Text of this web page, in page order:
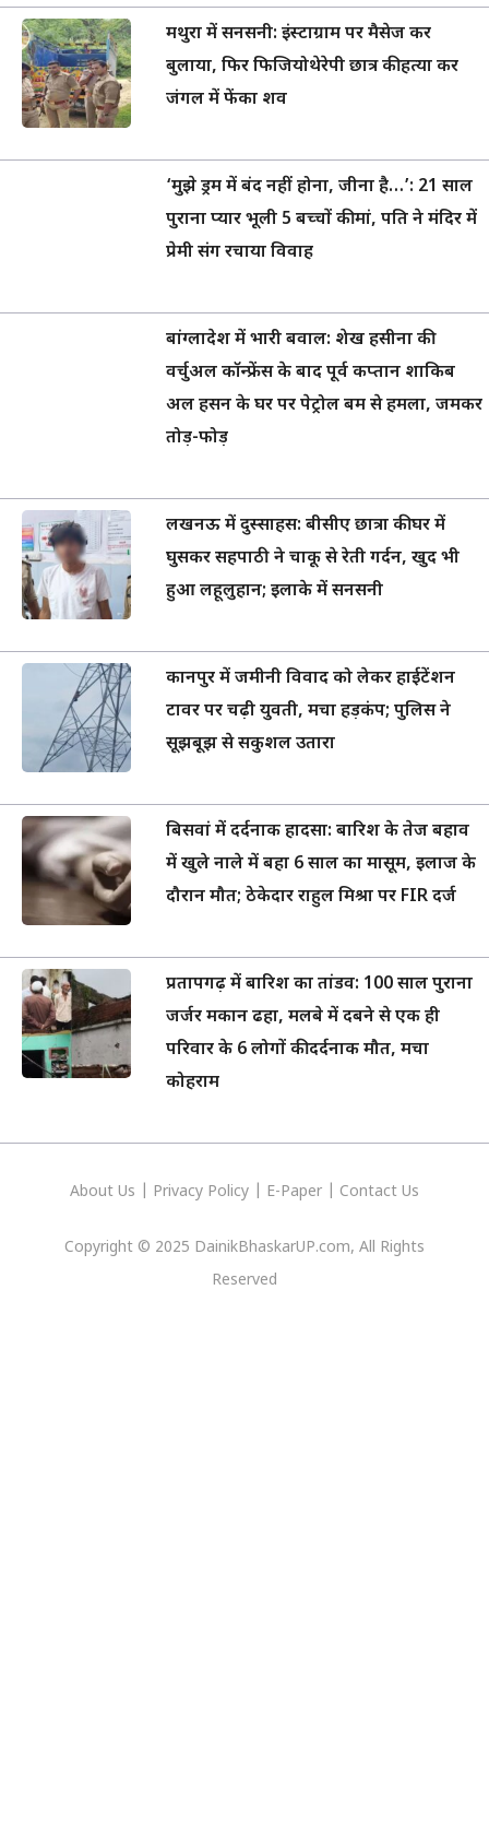
मथुरा में सनसनी: इंस्टाग्राम पर मैसेज कर
बुलाया, फिर फिजियोथेरेपी छात्र की हत्या कर
जंगल में फेंका शव
‘मुझे ड्रम में बंद नहीं होना, जीना है…’: 21 साल
पुराना प्यार भूली 5 बच्चों की मां, पति ने मंदिर में
प्रेमी संग रचाया विवाह
बांग्लादेश में भारी बवाल: शेख हसीना की
वर्चुअल कॉन्फ्रेंस के बाद पूर्व कप्तान शाकिब
अल हसन के घर पर पेट्रोल बम से हमला, जमकर
तोड़-फोड़
लखनऊ में दुस्साहस: बीसीए छात्रा की घर में
घुसकर सहपाठी ने चाकू से रेती गर्दन, खुद भी
हुआ लहूलुहान; इलाके में सनसनी
कानपुर में जमीनी विवाद को लेकर हाईटेंशन
टावर पर चढ़ी युवती, मचा हड़कंप; पुलिस ने
सूझबूझ से सकुशल उतारा
बिसवां में दर्दनाक हादसा: बारिश के तेज बहाव
में खुले नाले में बहा 6 साल का मासूम, इलाज के
दौरान मौत; ठेकेदार राहुल मिश्रा पर FIR दर्ज
प्रतापगढ़ में बारिश का तांडव: 100 साल पुराना
जर्जर मकान ढहा, मलबे में दबने से एक ही
परिवार के 6 लोगों की दर्दनाक मौत, मचा
कोहराम
About Us Privacy Policy E-Paper Contact Us
Copyright © 2025 DainikBhaskarUP.com, All Rights
Reserved